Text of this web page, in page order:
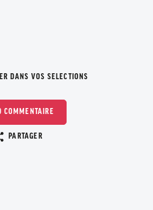
DANS VOS SELECTIONS
COMMENTAIRE
PARTAGER